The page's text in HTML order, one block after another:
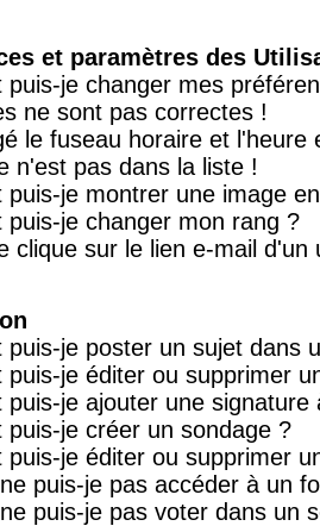
et paramètres des
puis-je changer mes
ne sont pas correctes !
le fuseau horaire et l'heure
n'est pas dans la liste !
puis-je montrer une image
puis-je changer mon rang ?
clique sur le lien e-mail
puis-je poster un sujet dans
puis-je éditer ou supprimer
puis-je ajouter une signature
puis-je créer un sondage ?
puis-je éditer ou supprimer
puis-je pas accéder à un
puis-je pas voter dans un